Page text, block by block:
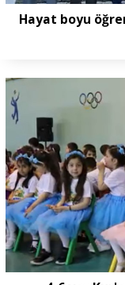
Hayat boyu